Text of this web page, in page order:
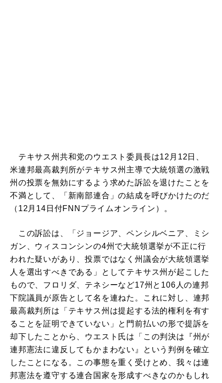
テキサス州共和党のウエスト委員長は12月12日、
米連邦最高裁判所がテキサス州主導で大統領選の激戦
州の投票を無効にするよう求めた訴訟を退けたことを
不満として、「新南部連合」の結成を呼びかけたのだ
（12月14日付FNNプライムオンライン）。
この訴訟は、「ジョージア、ペンシルベニア、ミシ
ガン、ウィスコンシンの4州で大統領選挙が不正に行
われた疑いがあり、投票ではなく州議会が大統領選挙
人を選出すべきである」としてテキサス州が起こした
もので、フロリダ、テネシーなど17州と106人の連邦
下院議員が原告として名を連ねた。これに対し、連邦
最高裁判所は「テキサス州は提起する法的権利を有す
ることを証明できていない」と門前払いの形で提訴を
却下したことから、ウエスト氏は「この判決は『州が
連邦憲法に違反してもかまわない』という判例を確立
したことになる。この事態を重く受けとめ、我々は連
邦憲法を遵守する連合国家を形成すべきなのかもしれ